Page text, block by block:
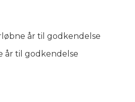
år til godkendelse
år til godkendelse